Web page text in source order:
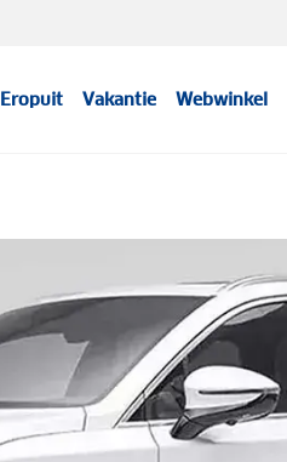
Eropuit Vakantie Webwinkel